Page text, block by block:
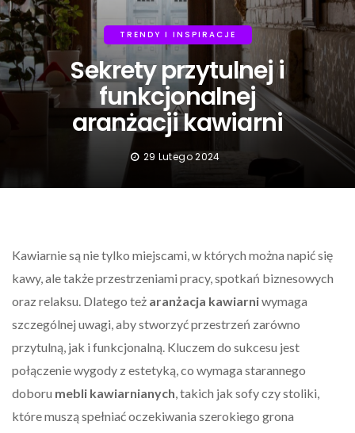
TRENDY I INSPIRACJE
Sekrety przytulnej i
funkcjonalnej
aranżacji kawiarni
29 Lutego 2024
Kawiarnie są nie tylko miejscami, w których można napić się
kawy, ale także przestrzeniami pracy, spotkań biznesowych
oraz relaksu. Dlatego też aranżacja kawiarniwymaga
szczególnej uwagi, aby stworzyć przestrzeń zarówno
przytulną, jak i funkcjonalną. Kluczem do sukcesu jest
połączenie wygody z estetyką, co wymaga starannego
doboru mebli kawiarnianych, takich jak sofy czy stoliki,
które muszą spełniać oczekiwania szerokiego grona